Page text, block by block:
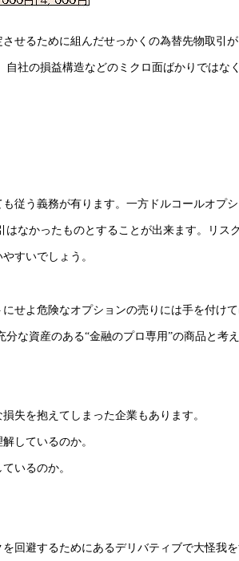
せるために組んだせっかくの為替先物取引
自社の損益構造などのミクロ面ばかりでは
従う義務が有ります。一方ドルコールオプ
なかったものとすることが出来ます。リス
すいでしょう。
せよ危険なオプションの売りには手を付け
な資産のある“金融のプロ専用”の商品と考
失を抱えてしまった企業もあります。
しているのか。
いるのか。
回避するためにあるデリバティブで大怪我